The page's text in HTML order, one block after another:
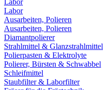
Labor
Labor
Ausarbeiten, Polieren
Ausarbeiten, Polieren
Diamantpolierer
Strahlmittel & Glanzstrahlmittel
Polierpasten & Elektrolyte
Polierer, Bürsten & Schwabbel
Schleifmittel
Staubfilter & Laborfilter